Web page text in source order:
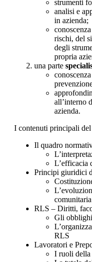
strumenti
analisi e
in azienda;
rischi, del
degli
propria
una parte
all’interno
azienda.
I contenuti principali del
Il quadro
L’efficacia
Principi giuridici
comunitaria
RLS – Diritti,
Gli
RLS
Lavoratori e
I ruoli della